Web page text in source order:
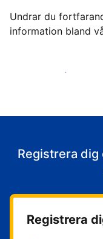
Undrar du
information bland
Börja ta emot
Registrera dig
Registrera